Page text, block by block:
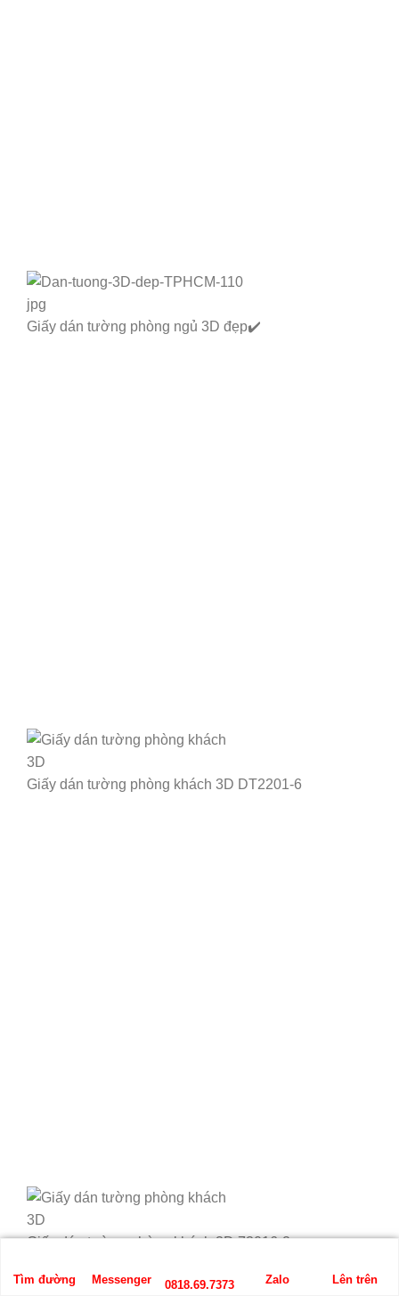
Giấy dán tường phòng ngủ 3D đẹp✔️
Giấy dán tường phòng khách 3D DT2201-6
Giấy dán tường phòng khách 3D 73016-2
Tìm đường Messenger 0818.69.7373 Zalo Lên trên